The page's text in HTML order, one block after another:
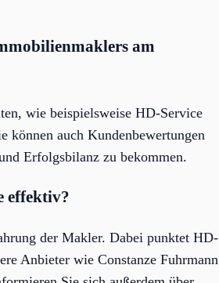
am
wie beispielsweise HD-Service
können auch Kundenbewertungen
Erfolgsbilanz zu bekommen.
effektiv?
der Makler. Dabei punktet HD-
Anbieter wie Constanze Fuhrmann